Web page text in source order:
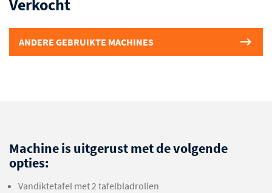
Verkocht
ANDERE GEBRUIKTE MACHINES
Machine is uitgerust met de volgende
opties:
Vandiktetafel met 2 tafelbladrollen